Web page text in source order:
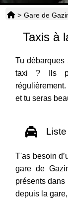
> Gare de
Taxis à
Tu débarques
taxi ? Ils
et tu seras
T'as besoin
gare de
présents
depuis la